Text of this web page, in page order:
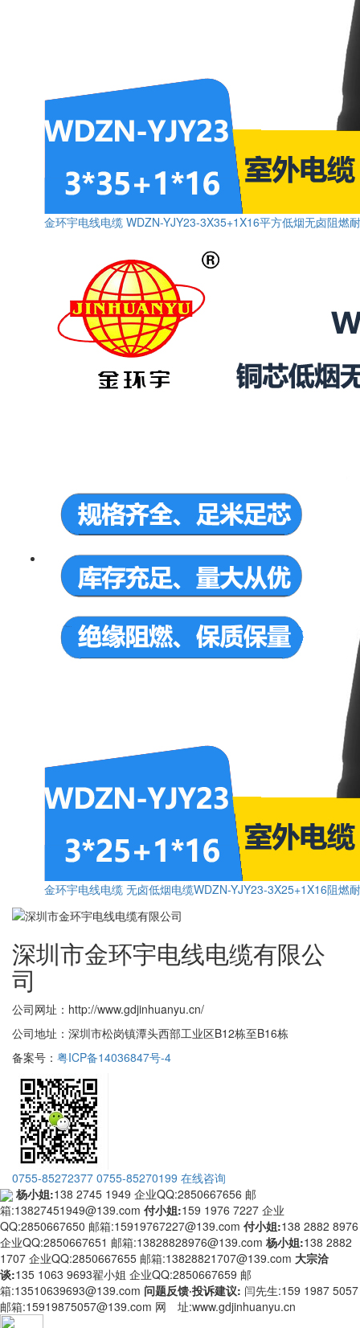
金环宇电线电缆 WDZN-YJY23-3X35+1X16平方低烟无卤阻燃
金环宇电线电缆 无卤低烟电缆WDZN-YJY23-3X25+1X16阻燃
深圳市金环宇电线电缆有限公
司
公司网址：http://www.gdjinhuanyu.cn/
公司地址：深圳市松岗镇潭头西部工业区B12栋至B16栋
备案号： 粤ICP备14036847号-4
0755-85272377 0755-85270199 在线咨询
杨小姐:138 2745 1949 企业QQ:2850667656 邮
箱:13827451949@139.com 付小姐:159 1976 7227 企业
QQ:2850667650 邮箱:15919767227@139.com 付小姐:138 2882 8976
企业QQ:2850667651 邮箱:13828828976@139.com 杨小姐:138 2882
1707 企业QQ:2850667655 邮箱:13828821707@139.com 大宗洽
谈:135 1063 9693翟小姐 企业QQ:2850667659 邮
箱:13510639693@139.com 问题反馈·投诉建议: 闫先生:159 1987 5057
邮箱:15919875057@139.com 网 址:www.gdjinhuanyu.cn